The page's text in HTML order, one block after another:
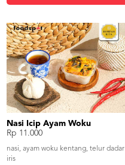
Nasi Icip Ayam Woku
Rp 11.000
nasi, ayam woku kentang, telur dadar
iris